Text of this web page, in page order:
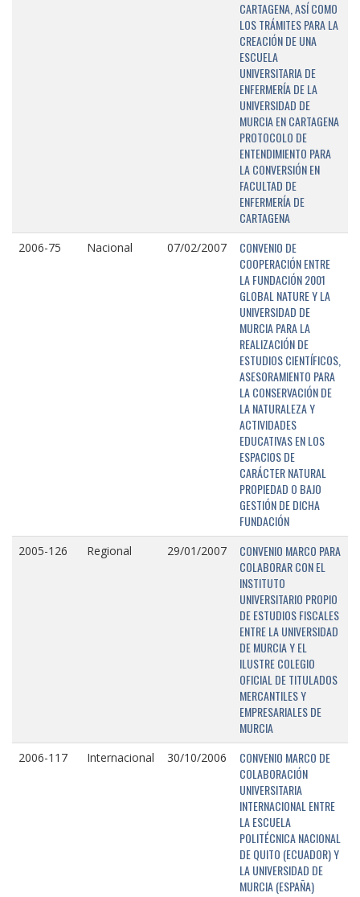
CARTAGENA, ASÍ COMO
LOS TRÁMITES PARA LA
CREACIÓN DE UNA
ESCUELA
UNIVERSITARIA DE
ENFERMERÍA DE LA
UNIVERSIDAD DE
MURCIA EN CARTAGENA
PROTOCOLO DE
ENTENDIMIENTO PARA
LA CONVERSIÓN EN
FACULTAD DE
ENFERMERÍA DE
CARTAGENA
2006-75 Nacional 07/02/2007
CONVENIO DE
COOPERACIÓN ENTRE
LA FUNDACIÓN 2001
GLOBAL NATURE Y LA
UNIVERSIDAD DE
MURCIA PARA LA
REALIZACIÓN DE
ESTUDIOS CIENTÍFICOS,
ASESORAMIENTO PARA
LA CONSERVACIÓN DE
LA NATURALEZA Y
ACTIVIDADES
EDUCATIVAS EN LOS
ESPACIOS DE
CARÁCTER NATURAL
PROPIEDAD O BAJO
GESTIÓN DE DICHA
FUNDACIÓN
2005-126 Regional 29/01/2007
CONVENIO MARCO PARA
COLABORAR CON EL
INSTITUTO
UNIVERSITARIO PROPIO
DE ESTUDIOS FISCALES
ENTRE LA UNIVERSIDAD
DE MURCIA Y EL
ILUSTRE COLEGIO
OFICIAL DE TITULADOS
MERCANTILES Y
EMPRESARIALES DE
MURCIA
2006-117 Internacional 30/10/2006
CONVENIO MARCO DE
COLABORACIÓN
UNIVERSITARIA
INTERNACIONAL ENTRE
LA ESCUELA
POLITÉCNICA NACIONAL
DE QUITO (ECUADOR) Y
LA UNIVERSIDAD DE
MURCIA (ESPAÑA)